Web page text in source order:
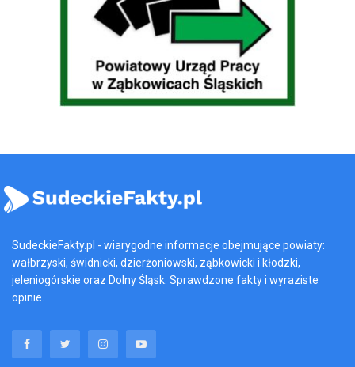
SudeckieFakty.pl - wiarygodne informacje obejmujące powiaty:
wałbrzyski, świdnicki, dzierżoniowski, ząbkowicki i kłodzki,
jeleniogórskie oraz Dolny Śląsk. Sprawdzone fakty i wyraziste
opinie.